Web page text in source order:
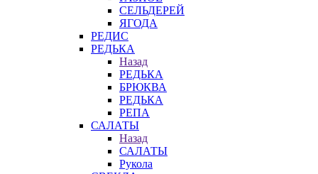
СЕЛЬДЕРЕЙ
ЯГОДА
РЕДИС
РЕДЬКА
Назад
РЕДЬКА
БРЮКВА
РЕДЬКА
РЕПА
САЛАТЫ
Назад
САЛАТЫ
Рукола